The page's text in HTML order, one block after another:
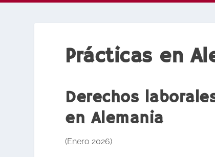
Prácticas en
Derechos
en Alemania
(Enero 2026)